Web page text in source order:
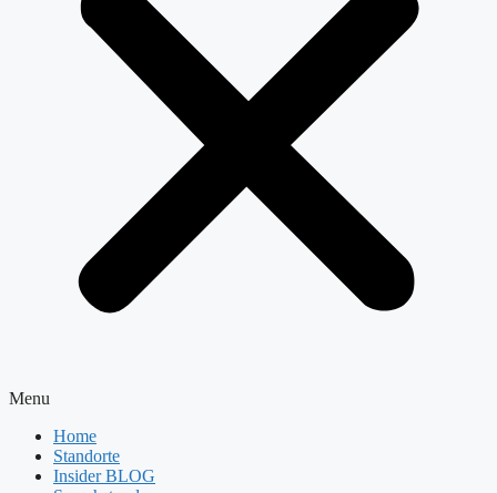
Menu
Home
Standorte
Insider BLOG